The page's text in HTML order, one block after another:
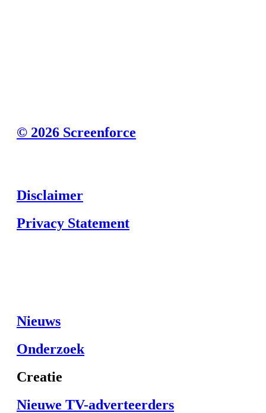
© 2026 Screenforce
Disclaimer
Privacy Statement
Nieuws
Onderzoek
Creatie
Nieuwe TV-adverteerders